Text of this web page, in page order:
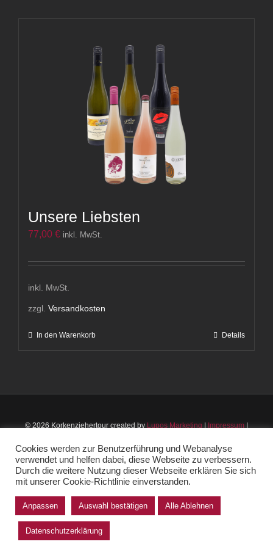
Unsere Liebsten
77,00 € inkl. MwSt.
inkl. MwSt.
zzgl. Versandkosten
In den Warenkorb Details
© 2026 Korkenziehertour created by Lupos Marketing Impressum
Instagram
Facebook
Vertrag widerrufen
Cookies werden zur Benutzerführung und Webanalyse
verwendet und helfen dabei, diese Webseite zu verbessern.
Durch die weitere Nutzung dieser Webseite erklären Sie sich
mit unserer Cookie-Richtlinie einverstanden.
Anpassen Auswahl bestätigen Alle Ablehnen
Datenschutzerklärung